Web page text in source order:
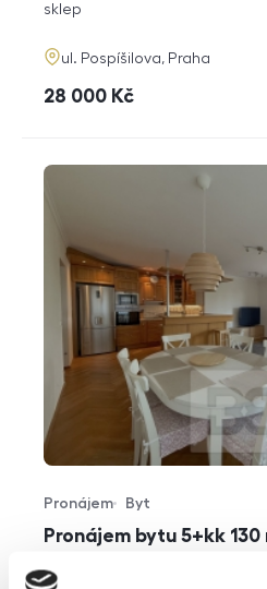
funkce
sklep
adresa
ul. Pospíšilova, Praha
cena
28 000 Kč
Pronájem bytu 5+kk 130
Typ nabídky
Pronájem
Typ nemovitosti
Byt